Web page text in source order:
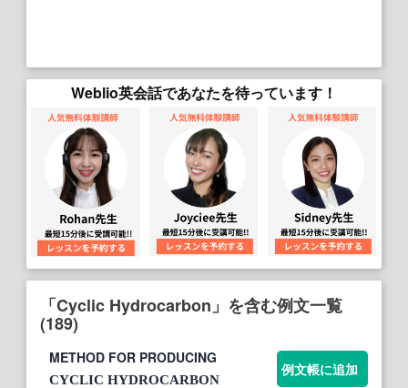
Weblio英会話であなたを待っています！
「Cyclic Hydrocarbon」を含む例文一覧
(189)
METHOD FOR PRODUCING
CYCLIC HYDROCARBON
例文帳に追加